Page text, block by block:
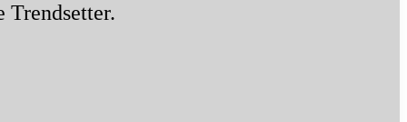
Trendsetter.